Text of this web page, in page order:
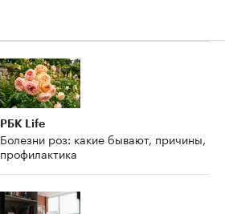
РБК Life
Болезни роз: какие бывают, причины,
профилактика